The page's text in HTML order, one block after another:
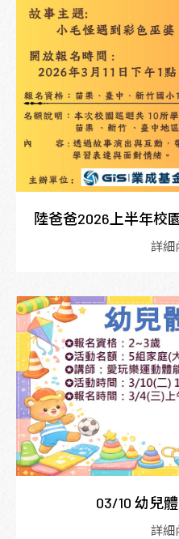
陸爸爸2026上半年校
詳細
03/10 幼兒
詳細